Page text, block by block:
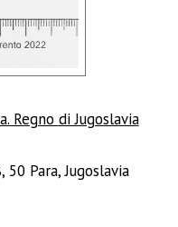
Regno di Jugoslavia
50 Para, Jugoslavia